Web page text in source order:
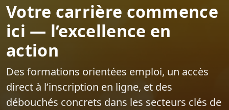
Votre carrière commence
ici — l’excellence en
action
Des formations orientées emploi‍, un accès
direct à l’inscription en ligne, et des
débouchés concrets dans les secteurs clés de